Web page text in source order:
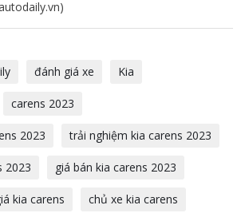
đánh giá xe Kia
carens 2023
2023 trải nghiệm kia carens 2023
2023 giá bán kia carens 2023
kia carens chủ xe kia carens